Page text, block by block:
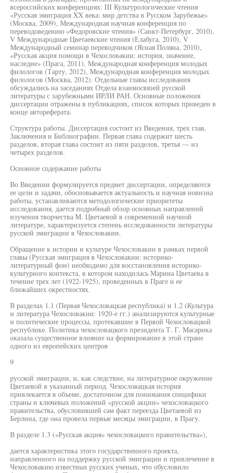
всероссийских конференциях: III Культурологические чтения
«Русская эмиграция XX века: мир детства в Русском Зарубежье»
(Москва, 2009), Международная научная конференция по
переводоведению «Федоровские чтения» (Санкт-Петербург, 2010),
V Международные Цветаевские чтения (Елабуга, 2010), V
Международный семинар переводчиков (Ясная Поляна, 2010),
«Русская акция помощи в Чехословакии: история, значение,
наследие» (Прага, 2011), Международная конференция молодых
филологов (Тарту, 2012), Международная конференция молодых
филологов (Москва, 2012). Отдельные главы исследования
обсуждались на заседаниях Отдела взаимосвязей русской
литературы с зарубежными ИРЛИ РАН. Основные положения
диссертации отражены в публикациях, список которых приведен в
конце автореферата.
Структура работы. Диссертация состоит из Введения, трех глав,
Заключения и Библиографии. Первая глава содержит шесть
разделов, вторая глава состоит из пяти разделов, третья — из
четырех разделов.
Основное содержание работы
Во Введении формулируется предмет диссертации, определяются
ее цели и задачи, обосновывается актуальность и научная новизна
работы, устанавливаются методологические приоритеты
исследования, дается подробный обзор основных направлений
изучения творчества М. Цветаевой в современной научной
литературе, характеризуется степень исследованности литературы
русской эмиграции в Чехословакии.
Обращение к истории и культуре Чехословакии в рамках первой
главы (Русская эмиграция в Чехословакии: историко-
литературный фон) необходимо для восстановления историко-
культурного контекста, в котором находилась Марина Цветаева в
течение трех лет (1922-1925), проведенных в Праге и ее
ближайших окрестностях.
В разделах 1.1 (Первая Чехословацкая республика) и 1.2 (Культура
и литература Чехословакии: 1920-е гг.) анализируются культурные
и политические процессы, протекавшие в Первой Чехословацкой
республике. Политика чехословацкого президента Т. Г. Масарика
оказала существенное влияние на формирование в этой стране
одного из европейских центров
9
русской эмиграции, и, как следствие, на литературное окружение
Цветаевой в указанный период. Чехословацкая история
привлекается в объеме, достаточном для понимания специфики
страны и ключевых положений «русской акции» чехословацкого
правительства, обусловившей сам факт переезда Цветаевой из
Берлина, где она провела первые месяцы эмиграции, в Прагу.
В разделе 1.3 («Русская акция» чехословацкого правительства»),
дается характеристика этого государственного проекта,
направленного на поддержку русской эмиграции и привлечение в
Чехословакию известных русских ученых, что обусловило